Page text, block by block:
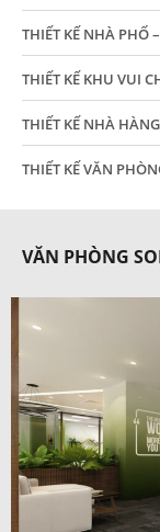
THIẾT KẾ NHÀ PHỐ
THIẾT KẾ KHU VUI
THIẾT KẾ NHÀ HÀNG
THIẾT KẾ VĂN
VĂN PHÒNG